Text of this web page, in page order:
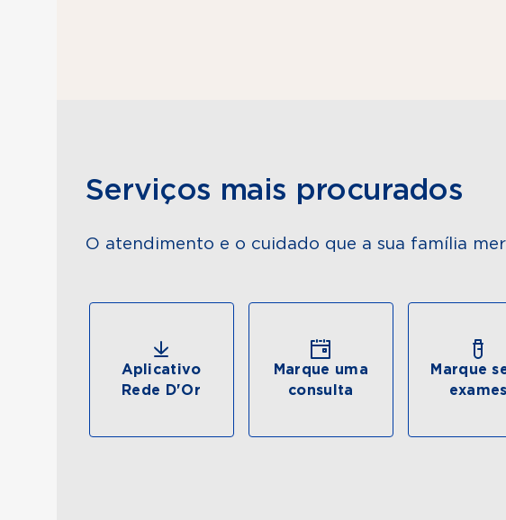
Serviços mais procurados
O atendimento e o cuidado que a sua família
Aplicativo
Rede D'Or
Marque uma
consulta
Marque
exames